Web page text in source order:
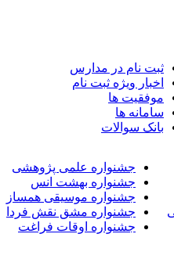
ثبت نام در مدارس
اخبار ویژه ثبت نام
موفقیت ها
سامانه ها
بانک سوالات
جشنواره علمی پژوهشی
جشنواره بهشت انس
جشنواره موسیقی همساز
جشنواره مشق نقش فردا
جشنواره اوقات فراغت